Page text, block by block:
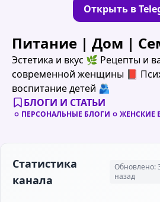
Открыть в
Питание | Дом |
Эстетика и вкус 🌿 Рецепты и
современной женщины 📕
воспитание детей 🫂
БЛОГИ И СТАТЬИ
ПЕРСОНАЛЬНЫЕ БЛОГИ ЖЕНСКИЕ
Статистика
канала
Обновлено:
назад